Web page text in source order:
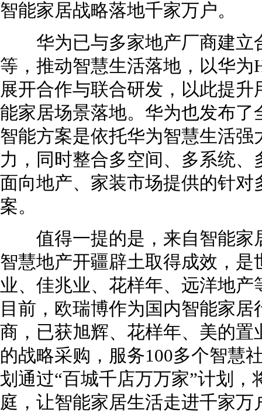
智能家居战略落地千家万户。
华为已与多家地产厂商建立
等，推动智慧生活落地，以华
展开合作与联合研发，以此提
能家居场景落地。华为也发布
智能方案是依托华为智慧生活
力，同时整合多空间、多系统
面向地产、家装市场提供的针
案。
值得一提的是，来自智能家
智慧地产开疆辟土取得成效，
业、佳兆业、花样年、远洋地
目前，欧瑞博作为国内智能家
商，已获旭辉、花样年、美的
的战略采购，服务100多个智慧
划通过“百城千店万万家”计划，
庭，让智能家居生活走进千家万